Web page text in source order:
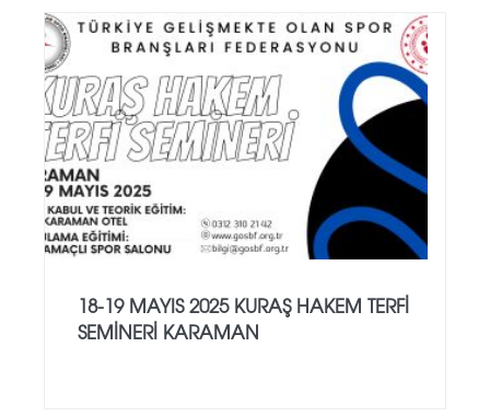
18-19 MAYIS 2025 KURAŞ HAKEM TERFİ
SEMİNERİ KARAMAN